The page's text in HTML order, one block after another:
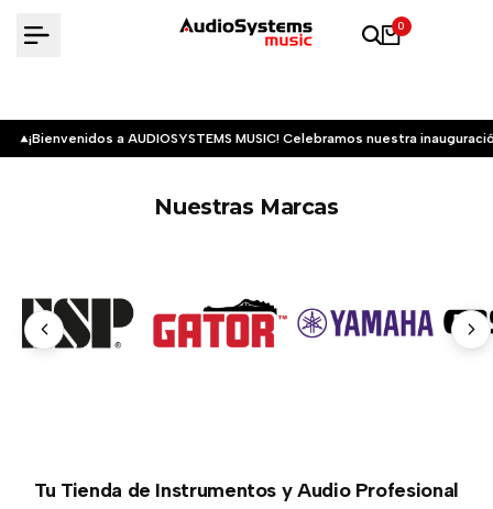
0
¡Bienvenidos a AUDIOSYSTEMS MUSIC! Celebramos nuestra
Nuestras Marcas
Tu Tienda de Instrumentos y Audio Profesional